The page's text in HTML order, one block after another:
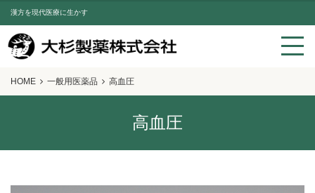
漢方を現代医療に生かす
HOME 一般用医薬品 高血圧
高血圧